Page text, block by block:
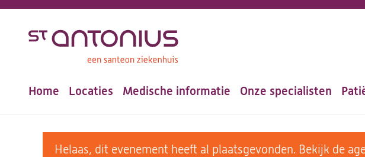
inhoud
Hoofdnavigatie
Home Locaties Medische informatie Onze specialisten
warning
Helaas, dit evenement heeft al plaatsgevonden. Bekijk de